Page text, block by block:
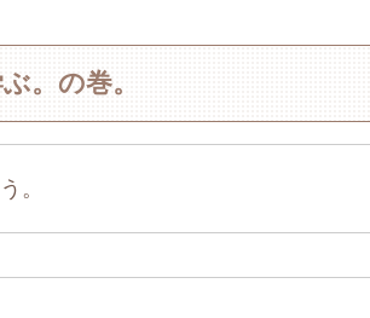
。の巻。
。